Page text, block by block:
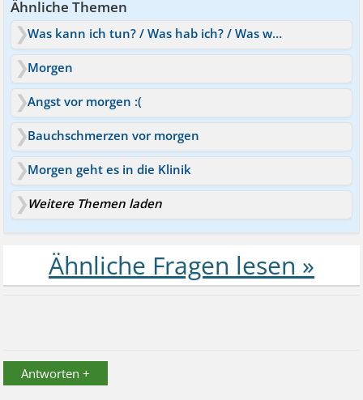
Ähnliche Themen
Was kann ich tun? / Was hab ich? / Was würdet ihr tun?
Morgen
Angst vor morgen :(
Bauchschmerzen vor morgen
Morgen geht es in die Klinik
Weitere Themen laden
Antworten +